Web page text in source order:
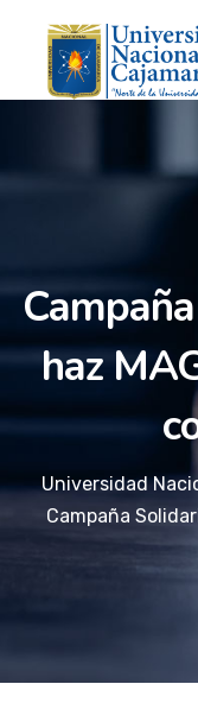
haz
Universidad
Campaña